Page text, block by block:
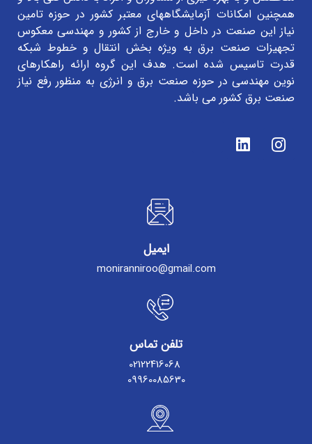
همچنین امکانات آزمایشگاههای معتبر کشور در حوزه تامین
نیاز این صنعت در داخل و خارج از کشور و مهندسی معکوس
تجهیزات صنعت برق به ویژه بخش انتقال و خطوط شبکه
قدرت تاسیس شده است. هدف این گروه ارائه راهکارهای
نوین مهندسی در حوزه صنعت برق و انرژی به منظور رفع نیاز
صنعت برق کشور می باشد.
ایمیل
moniranniroo@gmail.com
تلفن تماس
02122416068
09960085630